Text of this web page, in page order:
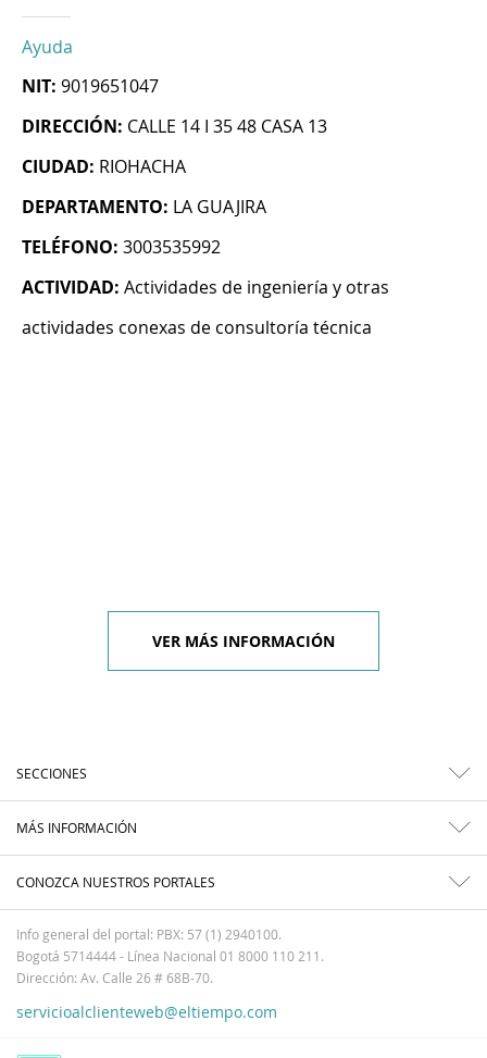
Ayuda
NIT: 9019651047
DIRECCIÓN: CALLE 14 I 35 48 CASA 13
CIUDAD: RIOHACHA
DEPARTAMENTO: LA GUAJIRA
TELÉFONO: 3003535992
ACTIVIDAD: Actividades de ingeniería y otras
actividades conexas de consultoría técnica
VER MÁS INFORMACIÓN
SECCIONES
MÁS INFORMACIÓN
CONOZCA NUESTROS PORTALES
Info general del portal: PBX: 57 (1) 2940100.
Bogotá 5714444 - Línea Nacional 01 8000 110 211.
Dirección: Av. Calle 26 # 68B-70.
servicioalclienteweb@eltiempo.com